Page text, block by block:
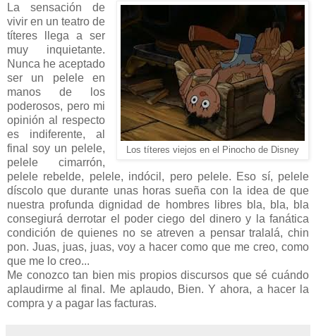
Los títeres viejos en el Pinocho de Disney
La sensación de
vivir en un teatro de
títeres llega a ser
muy inquietante.
Nunca he aceptado
ser un pelele en
manos de los
poderosos, pero mi
opinión al respecto
es indiferente, al
final soy un pelele,
pelele cimarrón,
pelele rebelde, pelele, indócil, pero pelele. Eso sí, pelele
díscolo que durante unas horas sueña con la idea de que
nuestra profunda dignidad de hombres libres bla, bla, bla
consegiurá derrotar el poder ciego del dinero y la fanática
condición de quienes no se atreven a pensar tralalá, chin
pon. Juas, juas, juas, voy a hacer como que me creo, como
que me lo creo...
Me conozco tan bien mis propios discursos que sé cuándo
aplaudirme al final. Me aplaudo, Bien. Y ahora, a hacer la
compra y a pagar las facturas.